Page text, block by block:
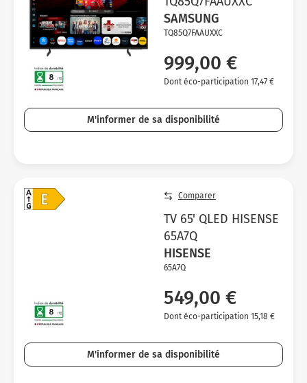
SAMSUNG
TQ85Q7FAAUXXC
999,00 €
Dont éco-participation 17,47 €
M'informer de sa disponibilité
Comparer
TV 65' QLED HISENSE
65A7Q
HISENSE
65A7Q
549,00 €
Dont éco-participation 15,18 €
M'informer de sa disponibilité